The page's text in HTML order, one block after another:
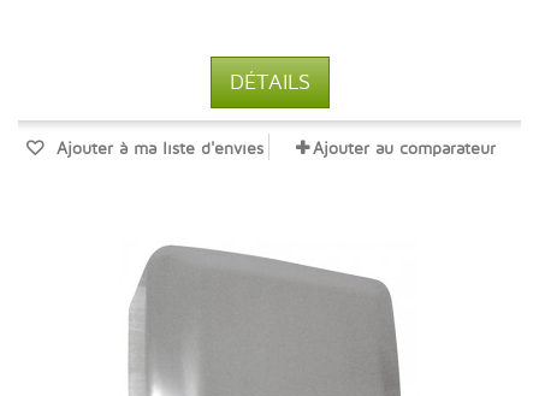
DÉTAILS
Ajouter à ma liste d'envies Ajouter au comparateur